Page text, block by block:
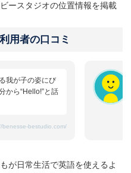
ースタジオの位置情報を掲載
用者の口コミ
我が子の姿にび
から“Hello!”と話
benesse-bestudio.com/
が日常生活で英語を使えるよ